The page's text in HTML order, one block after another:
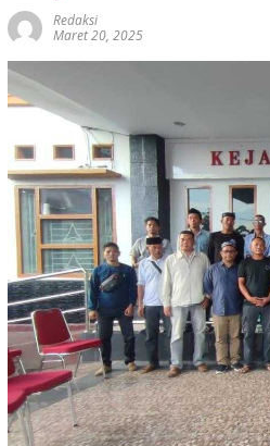
Redaksi
Maret 20, 2025